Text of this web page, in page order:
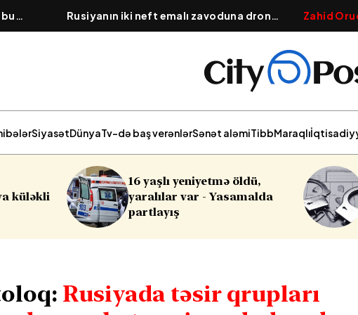
Rusiyanın iki neft emalı zavoduna dron
hücumu olub, güclü yanğın başlayıb
Zahid
Qafqazın
SiyasətDünyaTv-də baş verənlərSənət aləmiTibbMaraqlı
öldü,
- Yasamalda
Cinayət işləri ilə bağlı vacib
qərar
Rusiyada təsir qrupları